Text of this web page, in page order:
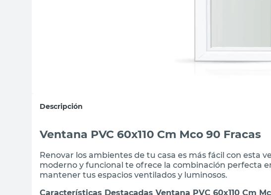
Descripción
Ventana PVC 60x110 Cm Mco 90 Fracas
Renovar los ambientes de tu casa es más fácil con esta
moderno y funcional te ofrece la combinación perfecta
mantener tus espacios ventilados y luminosos.
Características Destacadas Ventana PVC 60x110 Cm